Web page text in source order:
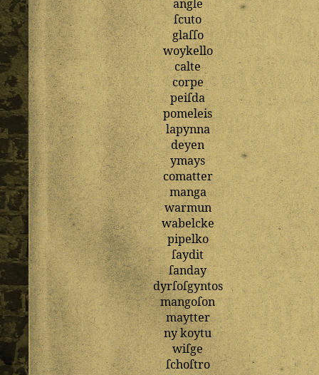
angle
ſcuto
glaſſo
woykello
calte
corpe
peiſda
pomeleis
lapynna
deyen
ymays
comatter
manga
warmun
wabelcke
pipelko
ſaydit
ſanday
dyrſoſgyntos
mangoſon
maytter
nykoytu
wiſge
ſchoſtro